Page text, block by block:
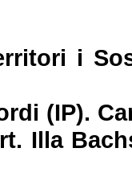
i
(IP).
Illa